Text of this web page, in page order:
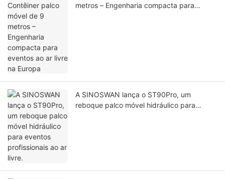
metros – Engenharia compacta para
A SINOSWAN lança o ST90Pro, um
reboque palco móvel hidráulico para